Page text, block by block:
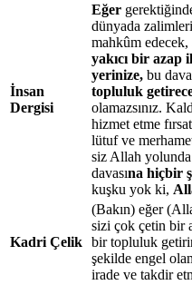
İnsan
Dergisi
Eğer
dünyada
mahkûm edecek,
yakıcı bir azap
yerinize, bu
topluluk
olamazsınız.
hizmet etme
lütuf ve
siz Allah
davasına hiçbir
kuşku yok ki,
Kadri Çelik
(Bakın) eğer
sizi çok çetin bir
bir topluluk
şekilde engel
irade ve takdir